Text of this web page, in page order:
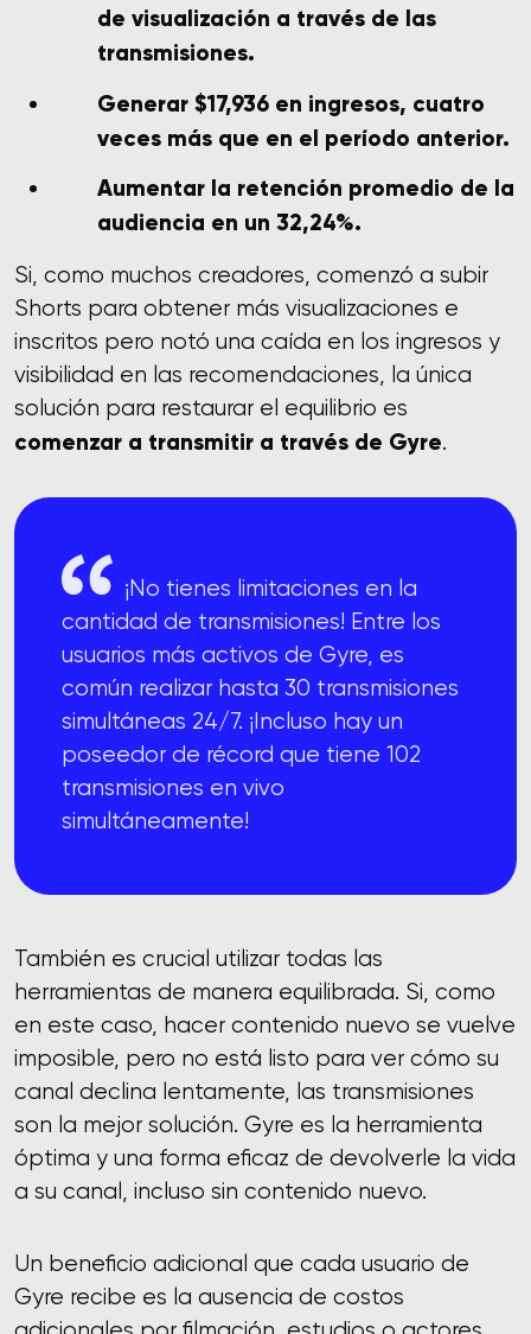
de visualización a través de las
transmisiones.
Generar $17,936 en ingresos, cuatro
veces más que en el período anterior.
Aumentar la retención promedio de la
audiencia en un 32,24%.
Si, como muchos creadores, comenzó a subir
Shorts para obtener más visualizaciones e
inscritos pero notó una caída en los ingresos y
visibilidad en las recomendaciones, la única
solución para restaurar el equilibrio es
comenzar a transmitir a través de Gyre.
¡No tienes limitaciones en la
cantidad de transmisiones! Entre los
usuarios más activos de Gyre, es
común realizar hasta 30 transmisiones
simultáneas 24/7. ¡Incluso hay un
poseedor de récord que tiene 102
transmisiones en vivo
simultáneamente!
También es crucial utilizar todas las
herramientas de manera equilibrada. Si, como
en este caso, hacer contenido nuevo se vuelve
imposible, pero no está listo para ver cómo su
canal declina lentamente, las transmisiones
son la mejor solución. Gyre es la herramienta
óptima y una forma eficaz de devolverle la vida
a su canal, incluso sin contenido nuevo.
Un beneficio adicional que cada usuario de
Gyre recibe es la ausencia de costos